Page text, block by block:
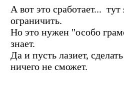
А вот это сработает...
ограничить.
Но это нужен "особо
знает.
Да и пусть лазиет,
ничего не сможет.